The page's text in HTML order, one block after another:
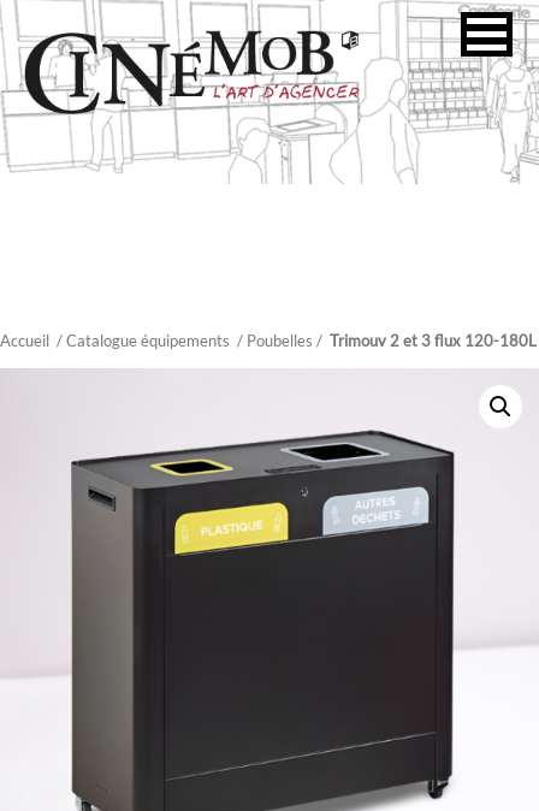
Accueil / Catalogue équipements / Poubelles / Trimouv 2 et 3 flux 120-180L